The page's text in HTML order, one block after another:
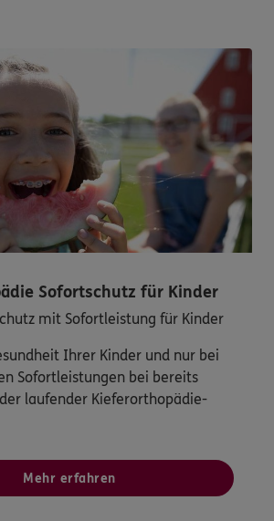
Sofortschutz für Kinder
mit Sofortleistung für Kinder
Ihrer Kinder und nur bei
Sofortleistungen bei bereits
laufender Kieferorthopädie-
Mehr erfahren